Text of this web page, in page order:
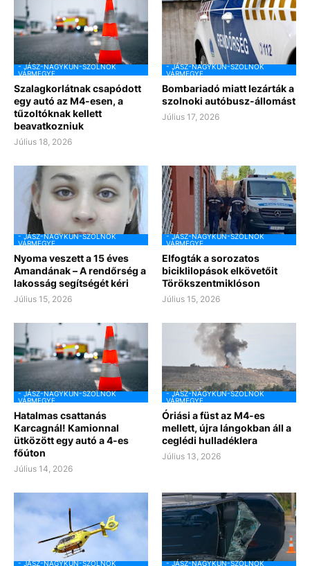
- JÁSZ-NAGYKUN-SZOLNOK
VÁRMEGYE
Szalagkorlátnak csapódott
egy autó az M4-esen, a
tűzoltóknak kellett
beavatkozniuk
Július 18, 2026
- JÁSZ-NAGYKUN-SZOLNOK
VÁRMEGYE
Bombariadó miatt lezárták a
szolnoki autóbusz-állomást
Július 17, 2026
- JÁSZ-NAGYKUN-SZOLNOK
VÁRMEGYE
Nyoma veszett a 15 éves
Amandának – A rendőrség a
lakosság segítségét kéri
Július 15, 2026
- JÁSZ-NAGYKUN-SZOLNOK
VÁRMEGYE
Elfogták a sorozatos
biciklilopások elkövetőit
Törökszentmiklóson
Július 15, 2026
- JÁSZ-NAGYKUN-SZOLNOK
VÁRMEGYE
Hatalmas csattanás
Karcagnál! Kamionnal
ütközött egy autó a 4-es
főúton
Július 14, 2026
- JÁSZ-NAGYKUN-SZOLNOK
VÁRMEGYE
Óriási a füst az M4-es
mellett, újra lángokban áll a
ceglédi hulladéklera
Július 13, 2026
- JÁSZ-NAGYKUN-SZOLNOK
- JÁSZ-NAGYKUN-SZOLNOK